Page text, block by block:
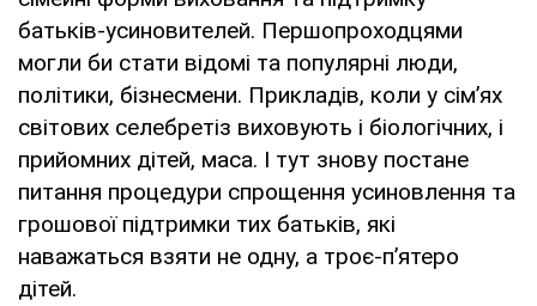
батьків-усиновителей. Першопроходцями
могли би стати відомі та популярні люди,
політики, бізнесмени. Прикладів, коли у сім’ях
світових селебретіз виховують і біологічних, і
прийомних дітей, маса. І тут знову постане
питання процедури спрощення усиновлення та
грошової підтримки тих батьків, які
наважаться взяти не одну, а троє-п’ятеро
дітей.